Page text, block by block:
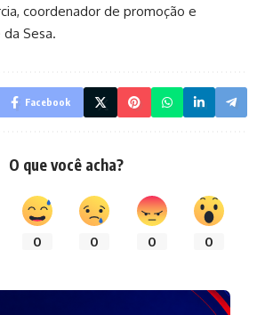
coordenador de promoção e
Sesa.
Facebook
O que você acha?
0 0 0 0